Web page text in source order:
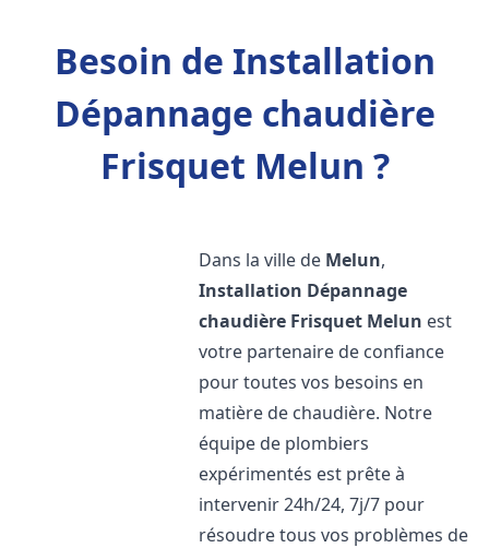
Besoin de Installation
Dépannage chaudière
Frisquet Melun ?
Dans la ville de Melun,
Installation Dépannage
chaudière Frisquet Melun est
votre partenaire de confiance
pour toutes vos besoins en
matière de chaudière. Notre
équipe de plombiers
expérimentés est prête à
intervenir 24h/24, 7j/7 pour
résoudre tous vos problèmes de